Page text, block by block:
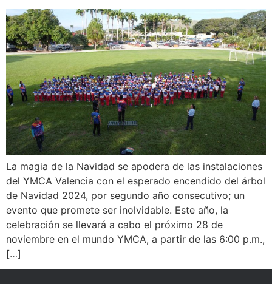
La magia de la Navidad se apodera de las instalaciones
del YMCA Valencia con el esperado encendido del árbol
de Navidad 2024, por segundo año consecutivo; un
evento que promete ser inolvidable. Este año, la
celebración se llevará a cabo el próximo 28 de
noviembre en el mundo YMCA, a partir de las 6:00 p.m.,
[…]